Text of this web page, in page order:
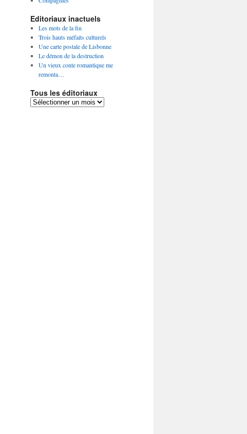
Editoriaux inactuels
Les mots de la fin
Trois hauts méfaits culturels
Une carte postale de Lisbonne
Le démon de la destruction
Un vieux conte romantique me
remonta…
Tous les éditoriaux
Tous